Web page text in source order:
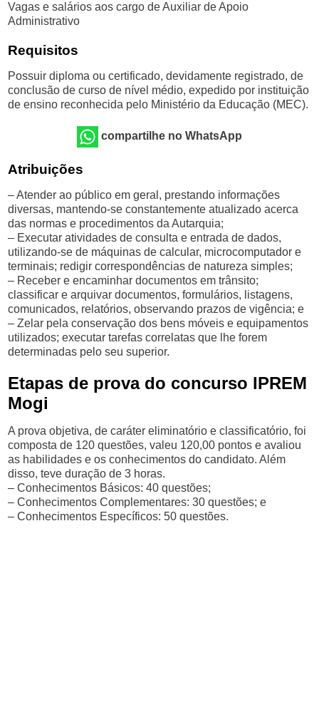
Vagas e salários aos cargo de Auxiliar de Apoio
Administrativo
Requisitos
Possuir diploma ou certificado, devidamente registrado, de
conclusão de curso de nível médio, expedido por instituição
de ensino reconhecida pelo Ministério da Educação (MEC).
compartilhe no WhatsApp
Atribuições
– Atender ao público em geral, prestando informações
diversas, mantendo-se constantemente atualizado acerca
das normas e procedimentos da Autarquia;
– Executar atividades de consulta e entrada de dados,
utilizando-se de máquinas de calcular, microcomputador e
terminais; redigir correspondências de natureza simples;
– Receber e encaminhar documentos em trânsito;
classificar e arquivar documentos, formulários, listagens,
comunicados, relatórios, observando prazos de vigência; e
– Zelar pela conservação dos bens móveis e equipamentos
utilizados; executar tarefas correlatas que lhe forem
determinadas pelo seu superior.
Etapas de prova do concurso IPREM
Mogi
A prova objetiva, de caráter eliminatório e classificatório, foi
composta de 120 questões, valeu 120,00 pontos e avaliou
as habilidades e os conhecimentos do candidato. Além
disso, teve duração de 3 horas.
– Conhecimentos Básicos: 40 questões;
– Conhecimentos Complementares: 30 questões; e
– Conhecimentos Específicos: 50 questões.